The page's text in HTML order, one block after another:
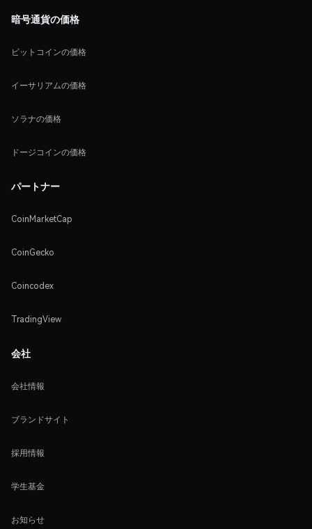
暗号通貨の価格
ビットコインの価格
イーサリアムの価格
ソラナの価格
ドージコインの価格
パートナー
CoinMarketCap
CoinGecko
Coincodex
TradingView
会社
会社情報
ブランドサイト
採用情報
学生基金
お知らせ